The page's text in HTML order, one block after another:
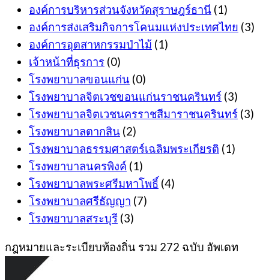
องค์การบริหารส่วนจังหวัดสุราษฎร์ธานี (1)
องค์การส่งเสริมกิจการโคนมแห่งประเทศไทย (3)
องค์การอุตสาหกรรมป่าไม้ (1)
เจ้าหน้าที่ธุรการ (0)
โรงพยาบาลขอนแก่น (0)
โรงพยาบาลจิตเวชขอนแก่นราชนครินทร์ (3)
โรงพยาบาลจิตเวชนครราชสีมาราชนครินทร์ (3)
โรงพยาบาลตากสิน (2)
โรงพยาบาลธรรมศาสตร์เฉลิมพระเกียรติ (1)
โรงพยาบาลนครพิงค์ (1)
โรงพยาบาลพระศรีมหาโพธิ์ (4)
โรงพยาบาลศรีธัญญา (7)
โรงพยาบาลสระบุรี (3)
กฎหมายและระเบียบท้องถิ่น รวม 272 ฉบับ อัพเดท